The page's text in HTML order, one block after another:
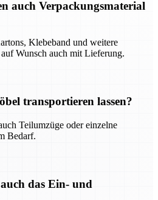
auch Verpackungsmaterial
Klebeband und weitere
Wunsch auch mit Lieferung.
transportieren lassen?
Teilumzüge oder einzelne
Bedarf.
das Ein- und